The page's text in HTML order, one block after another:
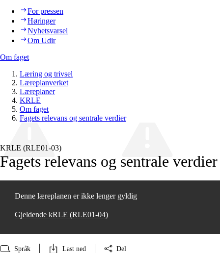
For pressen
Høringer
Nyhetsvarsel
Om Udir
Om faget
Læring og trivsel
Læreplanverket
Læreplaner
KRLE
Om faget
Fagets relevans og sentrale verdier
KRLE (RLE01‑03)
Fagets relevans og sentrale verdier
Denne læreplanen er ikke lenger gyldig
Gjeldende kRLE (RLE01‑04)
Språk Last ned Del